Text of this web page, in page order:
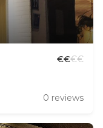
€€€€
0 reviews